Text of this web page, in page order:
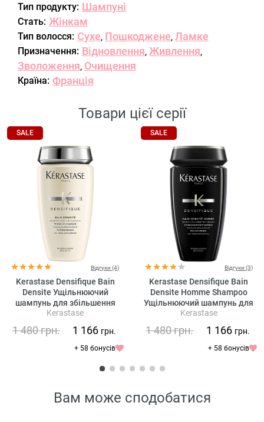
Тип продукту: Шампуні
Стать: Жінкам
Тип волосся: Сухе, Пошкоджене, Ламке
Призначення: Відновлення, Живлення,
Зволоження, Очищення
Країна: Франція
Товари цієї серії
SALE
Відгуки (4)
Kerastase Densifique Bain
Densite Ущільнюючий
шампунь для збільшення
густоти волосся
Kerastase
1 480грн. 1 166 грн.
+ 58 бонусів
SALE
Відгуки (3)
Kerastase Densifique Bain
Densite Homme Shampoo
Ущільнюючий шампунь для
збільшення густини волосся
Kerastase
1 480грн. 1 166 грн.
+ 58 бонусів
Вам може сподобатися